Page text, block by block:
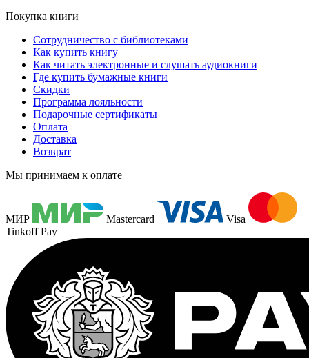
Покупка книги
Сотрудничество с библиотеками
Как купить книгу
Как читать электронные и слушать аудиокниги
Где купить бумажные книги
Скидки
Программа лояльности
Подарочные сертификаты
Оплата
Доставка
Возврат
Мы принимаем к оплате
МИР Mastercard
Visa
Tinkoff Pay